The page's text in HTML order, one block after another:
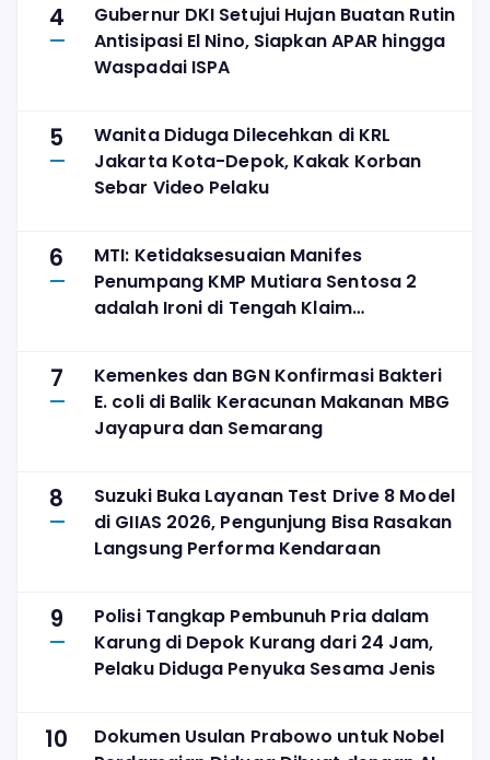
4
Gubernur DKI Setujui Hujan Buatan Rutin
Antisipasi El Nino, Siapkan APAR hingga
Waspadai ISPA
5
Wanita Diduga Dilecehkan di KRL
Jakarta Kota-Depok, Kakak Korban
Sebar Video Pelaku
6
MTI: Ketidaksesuaian Manifes
Penumpang KMP Mutiara Sentosa 2
adalah Ironi di Tengah Klaim
7
Kemenkes dan BGN Konfirmasi Bakteri
E. coli di Balik Keracunan Makanan MBG
Jayapura dan Semarang
8
Suzuki Buka Layanan Test Drive 8 Model
di GIIAS 2026, Pengunjung Bisa Rasakan
Langsung Performa Kendaraan
9
Polisi Tangkap Pembunuh Pria dalam
Karung di Depok Kurang dari 24 Jam,
Pelaku Diduga Penyuka Sesama Jenis
10
Dokumen Usulan Prabowo untuk Nobel